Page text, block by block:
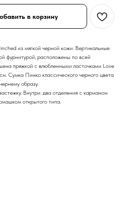
в корзину
из мягкой черной кожи. Вертикальные
фурнитурой, расположены по всей
пряжкой с влюбленными ласточками Love
Сумка Пинко классического черного цвета
образу.
Внутри: два отделения с карманом
открытого типа.